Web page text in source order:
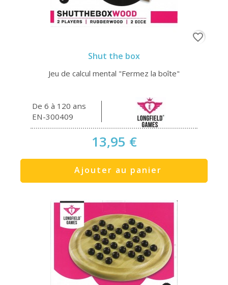
Shut the box
Jeu de calcul mental "Fermez la boîte"
De 6 à 120 ans
EN-300409
13,95 €
Ajouter au panier
favorite_border